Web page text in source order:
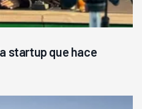
startup que hace